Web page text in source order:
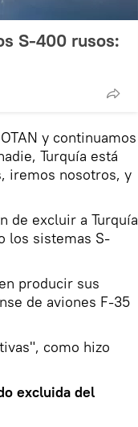
S-400 rusos:
y continuamos
Turquía está
iremos nosotros, y
de excluir a Turquía
los sistemas S-
producir sus
de aviones F-35
como hizo
excluida del